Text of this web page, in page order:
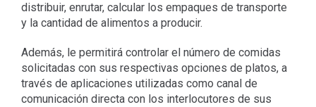
distribuir, enrutar, calcular los empaques de transporte
y la cantidad de alimentos a producir.
Además, le permitirá controlar el número de comidas
solicitadas con sus respectivas opciones de platos, a
través de aplicaciones utilizadas como canal de
comunicación directa con los interlocutores de sus